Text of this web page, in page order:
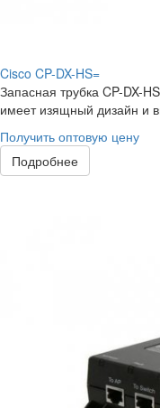
Cisco CP-DX-HS=
Запасная трубка CP-DX-
имеет изящный дизайн и
Получить оптовую цену
Подробнее